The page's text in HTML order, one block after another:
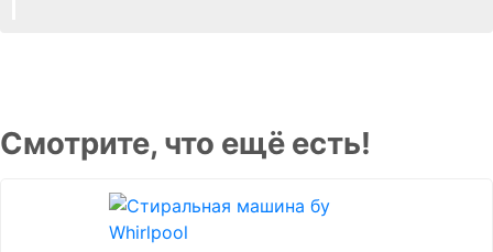
Смотрите, что ещё есть!